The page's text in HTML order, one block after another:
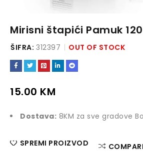
Mirisni štapići Pamuk
ŠIFRA: 312397 OUT OF STOCK
15.00 KM
Dostava: 8KM za sve gradove
SPREMI PROIZVOD